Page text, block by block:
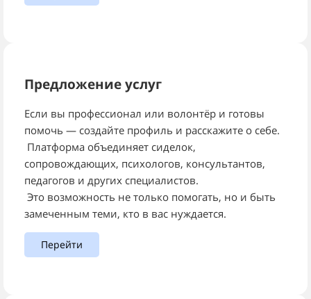
Предложение услуг
Если вы профессионал или волонтёр и готовы
помочь — создайте профиль и расскажите о себе.
Платформа объединяет сиделок,
сопровождающих, психологов, консультантов,
педагогов и других специалистов.
Это возможность не только помогать, но и быть
замеченным теми, кто в вас нуждается.
Перейти